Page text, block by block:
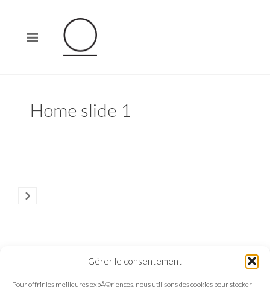
Gérer le consentement
Pour offrir les meilleures expÃ©riences, nous utilisons des cookies pour stocker
Home slide 1